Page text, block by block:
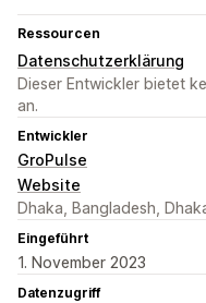
Ressourcen
Datenschutzerklärung
Dieser Entwickler bietet
an.
Entwickler
GroPulse
Website
Dhaka, Bangladesh,
Eingeführt
1. November 2023
Datenzugriff